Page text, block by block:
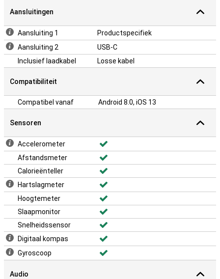
Aansluitingen
Aansluiting 1
Productspecifiek
Aansluiting 2
USB-C
Inclusief laadkabel
Losse kabel
Compatibiliteit
Compatibel vanaf Android 8.0, iOS 13
Sensoren
Accelerometer
Afstandsmeter
Calorieënteller
Hartslagmeter
Hoogtemeter
Slaapmonitor
Snelheidssensor
Digitaal kompas
Gyroscoop
Audio